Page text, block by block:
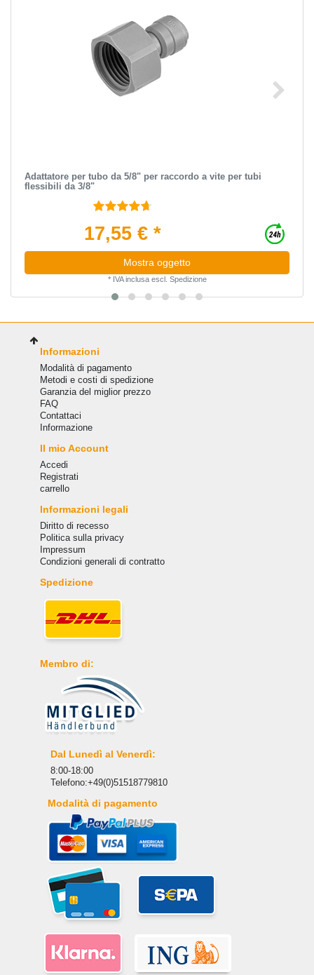
Adattatore per tubo da 5/8" per raccordo a vite per tubi
flessibili da 3/8"
17,55 € *
Mostra oggetto
* IVA inclusaescl. Spedizione
Informazioni
Modalità di pagamento
Metodi e costi di spedizione
Garanzia del miglior prezzo
FAQ
Сontattaci
Informazione
Il mio Account
Accedi
Registrati
carrello
Informazioni legali
Diritto di recesso
Politica sulla privacy
Impressum
Condizioni generali di contratto
Spedizione
Membro di:
Dal Lunedì al Venerdì:
8:00-18:00
Telefono:+49(0)51518779810
Modalità di pagamento